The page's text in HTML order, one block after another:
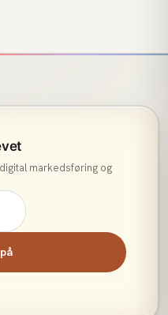
markedsføring og